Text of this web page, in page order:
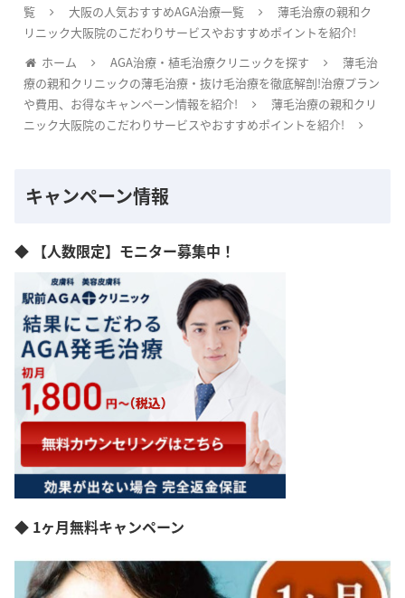
覧
大阪の人気おすすめAGA治療一覧
薄毛治療の親和ク
リニック大阪院のこだわりサービスやおすすめポイントを紹介!
ホーム
AGA治療・植毛治療クリニックを探す
薄毛治
療の親和クリニックの薄毛治療・抜け毛治療を徹底解剖!治療プラン
や費用、お得なキャンペーン情報を紹介!
薄毛治療の親和クリ
ニック大阪院のこだわりサービスやおすすめポイントを紹介!
キャンペーン情報
◆ 【人数限定】モニター募集中！
◆ 1ヶ月無料キャンペーン